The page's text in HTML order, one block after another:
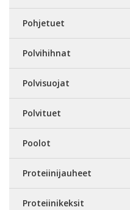
Pohjetuet
Polvihihnat
Polvisuojat
Polvituet
Poolot
Proteiinijauheet
Proteiinikeksit